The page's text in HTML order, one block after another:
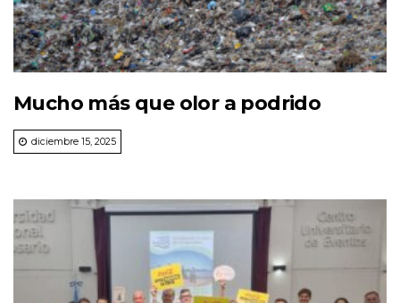
Mucho más que olor a podrido
diciembre 15, 2025